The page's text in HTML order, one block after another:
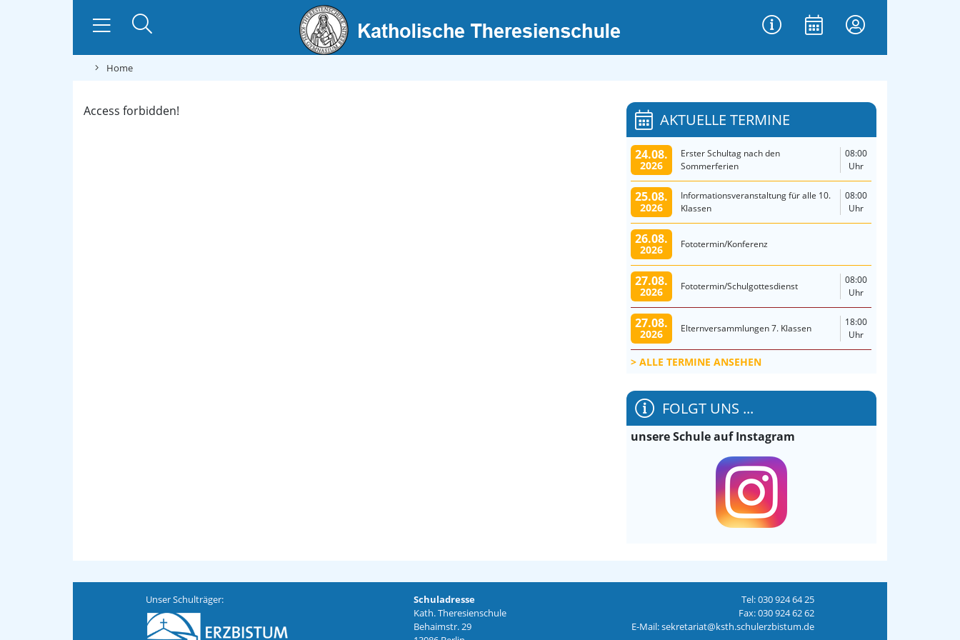
Home
Access forbidden! AKTUELLE TERMINE
24.08.
2026
Erster Schultag nach den
Sommerferien
08:00
Uhr
25.08.
2026
Informationsveranstaltung für alle 10.
Klassen
08:00
Uhr
26.08.
2026 Fototermin/Konferenz
27.08.
2026 Fototermin/Schulgottesdienst
08:00
Uhr
27.08.
2026 Elternversammlungen 7. Klassen
18:00
Uhr
ALLE TERMINE ANSEHEN
FOLGT UNS ...
unsere Schule auf Instagram
Unser Schulträger:
Schuladresse
Kath. Theresienschule
Behaimstr. 29
Tel: 030 924 64 25
Fax: 030 924 62 62
E-Mail: sekretariat@ksth.schulerzbistum.de